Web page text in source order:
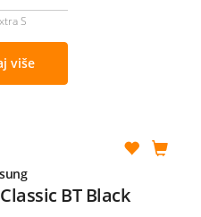
S
više
BT Black